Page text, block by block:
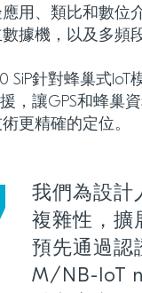
用、類比和數位
據機，以及多頻段
SiP針對蜂巢式
援，讓GPS和蜂巢
更精確的定位。
我們為設計
複雜性，擴
預先通過認
M/NB-IoT